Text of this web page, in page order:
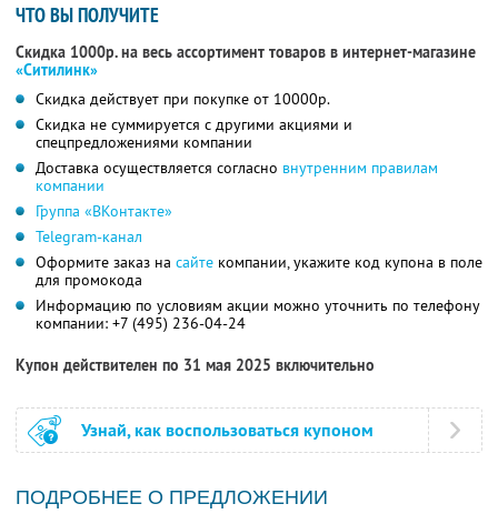
ЧТО ВЫ ПОЛУЧИТЕ
Скидка 1000р. на весь ассортимент товаров в интернет-магазине
«Ситилинк»
Скидка действует при покупке от 10000р.
Скидка не суммируется с другими акциями и
спецпредложениями компании
Доставка осуществляется согласно внутренним правилам
компании
Группа «ВКонтакте»
Telegram-канал
Оформите заказ на сайте компании, укажите код купона в поле
для промокода
Информацию по условиям акции можно уточнить по телефону
компании: +7 (495) 236-04-24
Купон действителен по 31 мая 2025 включительно
Узнай, как воспользоваться купоном
ПОДРОБНЕЕ О ПРЕДЛОЖЕНИИ